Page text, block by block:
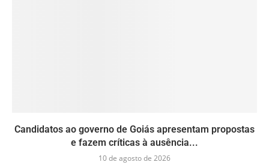
Candidatos ao governo de Goiás apresentam propostas
e fazem críticas à ausência...
10 de agosto de 2026